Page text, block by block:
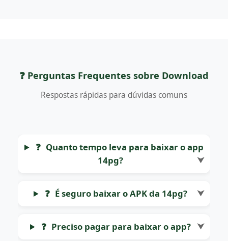
❓ Perguntas Frequentes sobre Download
Respostas rápidas para dúvidas comuns
❓ Quanto tempo leva para baixar o app
14pg?
⮟
❓ É seguro baixar o APK da 14pg? ⮟
❓ Preciso pagar para baixar o app? ⮟